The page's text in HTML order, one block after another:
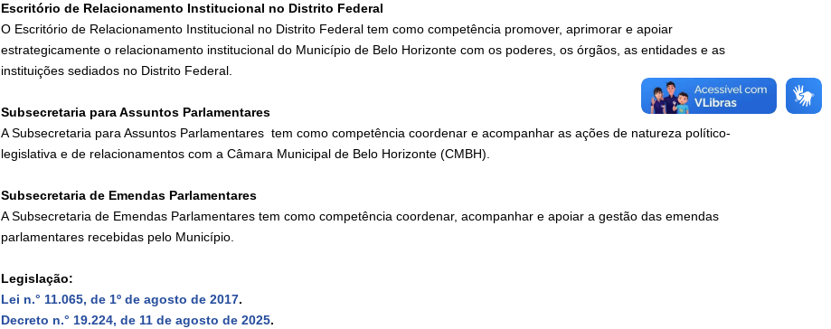
Escritório de Relacionamento Institucional no Distrito Federal
O Escritório de Relacionamento Institucional no Distrito Federal tem como competência promover, aprimorar e apoiar
estrategicamente o relacionamento institucional do Município de Belo Horizonte com os poderes, os órgãos, as entidades e as
instituições sediados no Distrito Federal.
Subsecretaria para Assuntos Parlamentares
A Subsecretaria para Assuntos Parlamentares tem como competência coordenar e acompanhar as ações de natureza político-
legislativa e de relacionamentos com a Câmara Municipal de Belo Horizonte (CMBH).
Subsecretaria de Emendas Parlamentares
A Subsecretaria de Emendas Parlamentares tem como competência coordenar, acompanhar e apoiar a gestão das emendas
parlamentares recebidas pelo Município.
Legislação:
Lei n.° 11.065, de 1º de agosto de 2017.
Decreto n.° 19.224, de 11 de agosto de 2025.